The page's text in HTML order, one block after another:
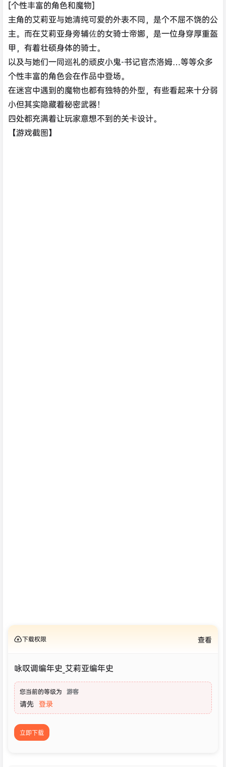
[个性丰富的角色和魔物]
主角的艾莉亚与她清纯可爱的外表不同，是个不屈不饶的公
主。而在艾莉亚身旁辅佐的女骑士帝娜，是一位身穿厚重盔
甲，有着壮硕身体的骑士。
以及与她们一同巡礼的顽皮小鬼-书记官杰洛姆…等等众多
个性丰富的角色会在作品中登场。
在迷宫中遇到的魔物也都有独特的外型，有些看起来十分弱
小但其实隐藏着秘密武器！
四处都充满着让玩家意想不到的关卡设计。
【游戏截图】
下载权限 查看
咏叹调编年史_艾莉亚编年史
您当前的等级为 游客
请先 登录
立即下载